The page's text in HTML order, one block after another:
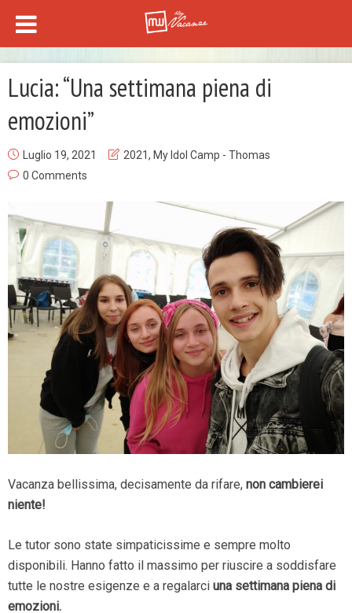
Lucia: “Una settimana piena di
emozioni”
Luglio 19, 2021 2021, My Idol Camp - Thomas
0 Comments
Vacanza bellissima, decisamente da rifare, non cambierei
niente!
Le tutor sono state simpaticissime e sempre molto
disponibili. Hanno fatto il massimo per riuscire a soddisfare
tutte le nostre esigenze e a regalarci una settimana piena di
emozioni.